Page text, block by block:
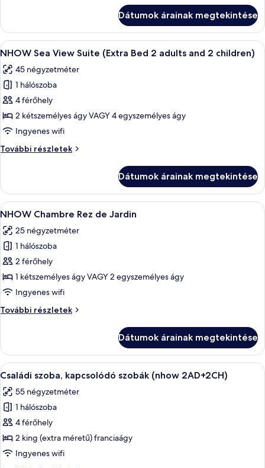
+
2
Children))
Adults
2
további
részletei
Dátumok árainak megtekintése
A
következő
szoba
összes
képének
megtekintése:
NHOW
View
Bed
2
adults
and
2
children)
Egy szállodai szoba, amelyben egy
6
NHOW Sea View Suite (Extra Bed 2 adults and 2 children)
45 négyzetméter
1 hálószoba
4 férőhely
2 kétszemélyes ágy VAGY 4 egyszemélyes ágy
Ingyenes wifi
További részletek
NHOW
(Extra
Bed
2
and
2
további
részletei
Dátumok árainak megtekintése
A
következő
szoba
összes
képének
megtekintése:
NHOW
Rez
Egy modern szállodai szoba,
6
NHOW Chambre Rez de Jardin
25 négyzetméter
1 hálószoba
2 férőhely
1 kétszemélyes ágy VAGY 2 egyszemélyes ágy
Ingyenes wifi
További részletek
NHOW
Jardin
további
részletei
Dátumok árainak megtekintése
A
következő
szoba
összes
képének
megtekintése:
Családi
Egy szállodai szoba, amelyben egy
5
Családi szoba, kapcsolódó szobák (nhow 2AD+2CH)
55 négyzetméter
1 hálószoba
4 férőhely
2 king (extra méretű) franciaágy
Ingyenes wifi